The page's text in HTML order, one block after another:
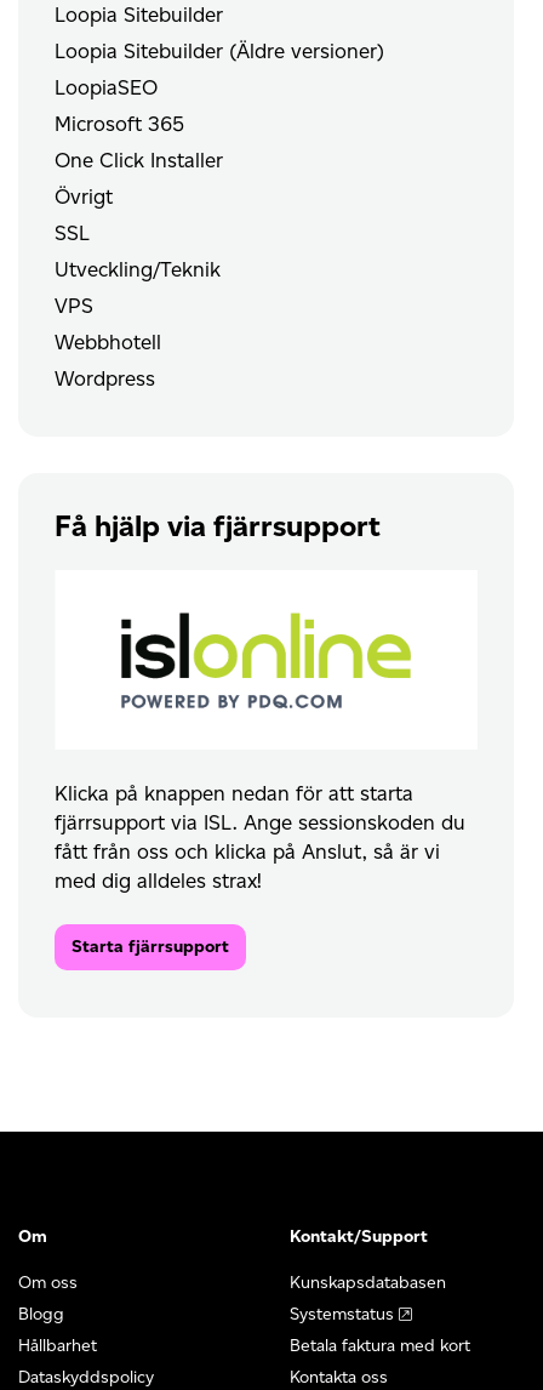
Loopia Sitebuilder
Loopia Sitebuilder (Äldre versioner)
LoopiaSEO
Microsoft 365
One Click Installer
Övrigt
SSL
Utveckling/Teknik
VPS
Webbhotell
Wordpress
Få hjälp via fjärrsupport
Klicka på knappen nedan för att starta
fjärrsupport via ISL. Ange sessionskoden du
fått från oss och klicka på Anslut, så är vi
med dig alldeles strax!
Starta fjärrsupport
Om
Om oss
Blogg
Hållbarhet
Dataskyddspolicy
Kontakt/Support
Kunskapsdatabasen
Systemstatus
Betala faktura med kort
Kontakta oss